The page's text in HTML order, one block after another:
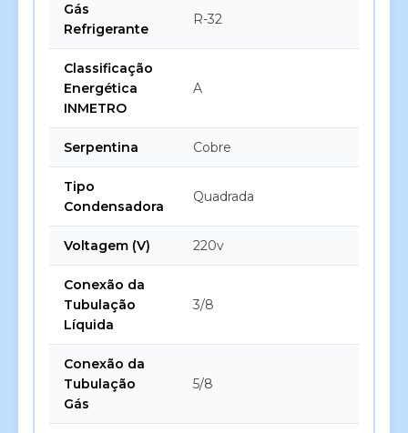
Gás
Refrigerante
R-32
Classificação
Energética
INMETRO
A
Serpentina Cobre
Tipo
Condensadora
Quadrada
Voltagem (V) 220v
Conexão da
Tubulação
Líquida
3/8
Conexão da
Tubulação
Gás
5/8